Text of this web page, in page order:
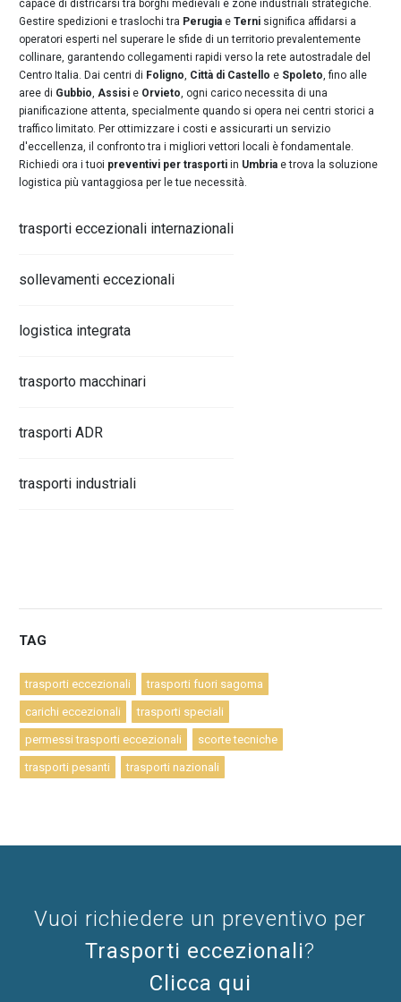
capace di districarsi tra borghi medievali e zone industriali strategiche.
Gestire spedizioni e traslochi tra Perugiae Ternisignifica affidarsi a
operatori esperti nel superare le sfide di un territorio prevalentemente
collinare, garantendo collegamenti rapidi verso la rete autostradale del
Centro Italia. Dai centri di Foligno, Città di Castello e Spoleto, fino alle
aree di Gubbio, Assisie Orvieto, ogni carico necessita di una
pianificazione attenta, specialmente quando si opera nei centri storici a
traffico limitato. Per ottimizzare i costi e assicurarti un servizio
d'eccellenza, il confronto tra i migliori vettori locali è fondamentale.
Richiedi ora i tuoi preventivi per trasportiin Umbriae trova la soluzione
logistica più vantaggiosa per le tue necessità.
trasporti eccezionali internazionali
sollevamenti eccezionali
logistica integrata
trasporto macchinari
trasporti ADR
trasporti industriali
TAG
trasporti eccezionali trasporti fuori sagoma
carichi eccezionali trasporti speciali
permessi trasporti eccezionali scorte tecniche
trasporti pesanti trasporti nazionali
Vuoi richiedere un preventivo per
Trasporti eccezionali?
Clicca qui